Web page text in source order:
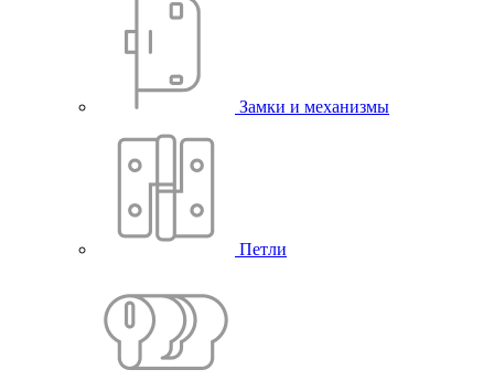
Замки и механизмы
Петли